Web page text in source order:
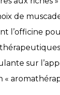
de
l’officine
sur